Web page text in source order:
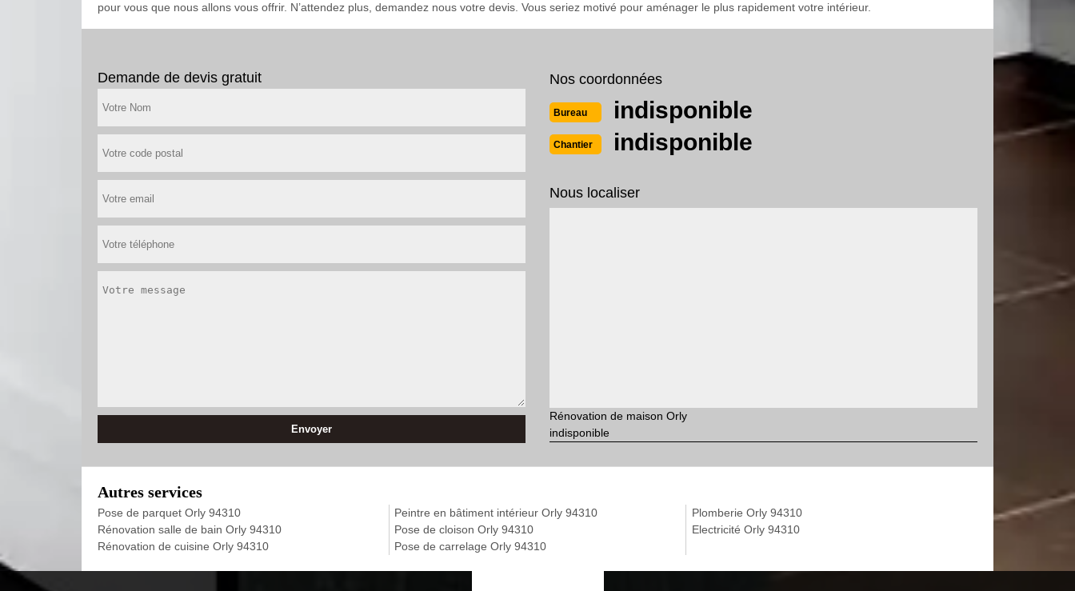
pour vous que nous allons vous offrir. N’attendez plus, demandez nous votre devis. Vous seriez motivé pour aménager le plus rapidement votre intérieur.
Demande de devis gratuit Nos coordonnées
Bureau indisponible
Chantier indisponible
Nous localiser
Rénovation de maison Orly
indisponible
Autres services
Pose de parquet Orly 94310
Rénovation salle de bain Orly 94310
Rénovation de cuisine Orly 94310
Peintre en bâtiment intérieur Orly 94310
Pose de cloison Orly 94310
Pose de carrelage Orly 94310
Plomberie Orly 94310
Electricité Orly 94310